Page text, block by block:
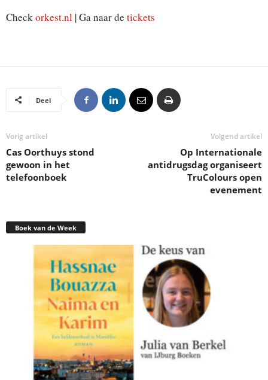
Checkorkest.nl | Ga naar de tickets
Deel
Vorig artikel
Cas Oorthuys stond
gewoon in het
telefoonboek
Volgend artikel
Op Internationale
antidrugsdag organiseert
TruColours open
evenement
Boek van de Week